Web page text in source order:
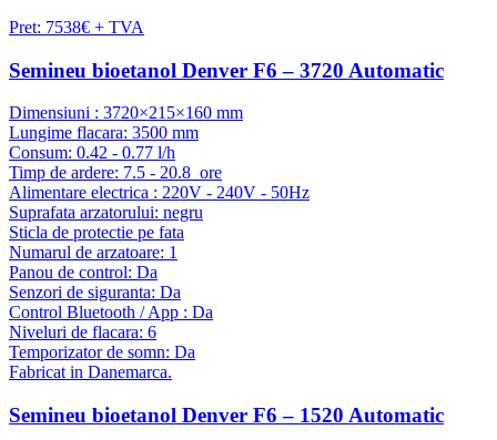
Pret: 7538€ + TVA
Semineu bioetanol Denver F6 – 3720 Automatic
Dimensiuni : 3720×215×160 mm
Lungime flacara: 3500 mm
Consum: 0.42 - 0.77 l/h
Timp de ardere: 7.5 - 20.8 ore
Alimentare electrica : 220V - 240V - 50Hz
Suprafata arzatorului: negru
Sticla de protectie pe fata
Numarul de arzatoare: 1
Panou de control: Da
Senzori de siguranta: Da
Control Bluetooth / App : Da
Niveluri de flacara: 6
Temporizator de somn: Da
Fabricat in Danemarca.
Semineu bioetanol Denver F6 – 1520 Automatic